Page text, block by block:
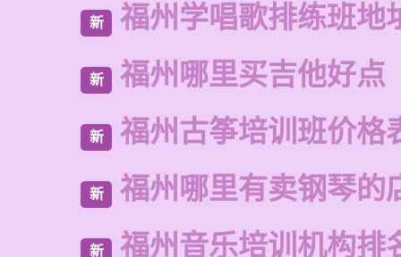
新 福州学唱歌排练班地
新 福州哪里买吉他好点
新 福州古筝培训班价格
新 福州哪里有卖钢琴的
新 福州音乐培训机构排